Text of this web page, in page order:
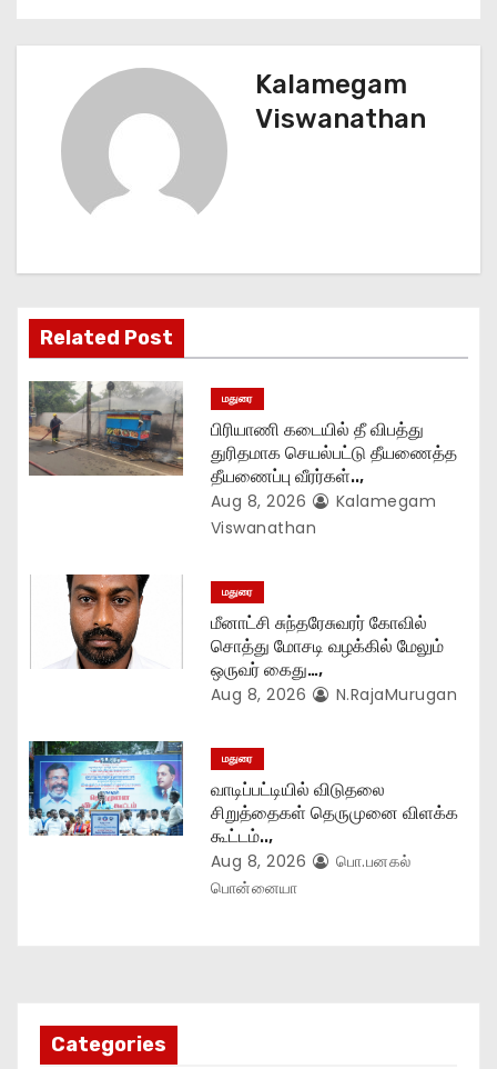
a
t
i
o
Kalamegam
Viswanathan
Related Post
மதுரை
பிரியாணி கடையில் தீ விபத்து
துரிதமாக செயல்பட்டு தீயணைத்த
தீயணைப்பு வீரர்கள்..,
Aug 8, 2026
Kalamegam
Viswanathan
மதுரை
மீனாட்சி சுந்தரேசுவரர் கோவில்
சொத்து மோசடி வழக்கில் மேலும்
ஒருவர் கைது…,
Aug 8, 2026 N.RajaMurugan
மதுரை
வாடிப்பட்டியில் விடுதலை
சிறுத்தைகள் தெருமுனை விளக்க
கூட்டம்..,
Aug 8, 2026
பொ.பனகல்
பொன்னையா
Categories